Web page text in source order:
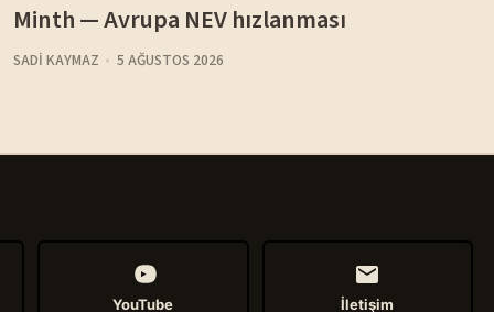
Minth — Avrupa NEV hızlanması
SADI KAYMAZ 5 AĞUSTOS 2026
YouTube İletişim